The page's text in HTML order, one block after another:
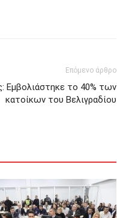
Επόμενο άρθρο
Εμβολιάστηκε το 40% των
κατοίκων του Βελιγραδίου